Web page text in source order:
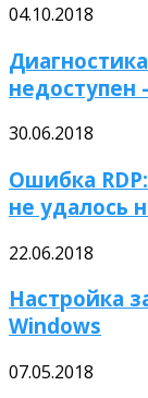
04.10.2018
недоступен
30.06.2018
Ошибка
не удалось
22.06.2018
Настройка
Windows
07.05.2018